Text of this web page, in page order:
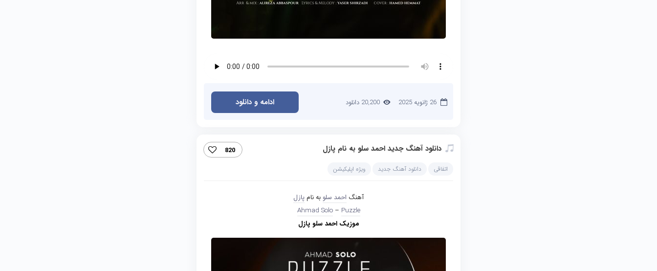
26 ژانویه 2025 20,200 دانلود ادامه و دانلود
دانلود آهنگ جدید احمد سلو به نام پازل 820
اتفاقی دانلود آهنگ جدید ویژه اپلیکیشن
آهنگ احمد سلو به نام پازل
Ahmad Solo– Puzzle
موزیک احمد سلو پازل